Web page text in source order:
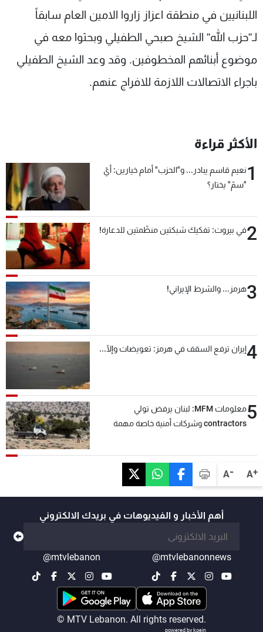
A+
A-
اللبنانيين في منطقة اعزاز زاروا الامين العام سابقاً
لـ”حزب الله” الشيخ صبحي الطفيلي وبحثوا معه في
موضوع أبنائهم المخطوفين. وقد وعد الشيخ الطفيلي
باجراء الاتصالات اللازمة للافراج عنهم.
الأكثر قراءة
1نعيم قاسم يبادر... و"الحزب" أمام خيارين: أيّ
"سمّ" يختار؟
2في بيروت: تفكيك شبكتين منظّمتين للدعارة!
3هرمز... والشرط الإيراني!
4إيران ترفع السقف في هرمز: تعويضات وإلّا...
5
معلومات MFM: لبنان يرفض تولي
contractors وشركات أمنية خاصة مهمة
أهم الأخبار و الفيديوهات في بريدك الالكتروني
@mtvlebanonnews
@mtvlebanon
© MTV Lebanon. All rights reserved.
powered by koein